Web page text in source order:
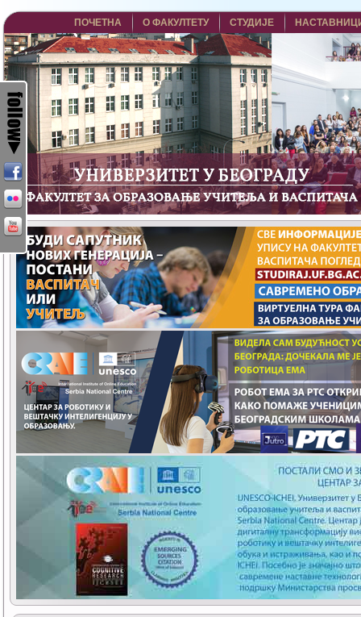
ПОЧЕТНА О ФАКУЛТЕТУ СТУДИЈЕ